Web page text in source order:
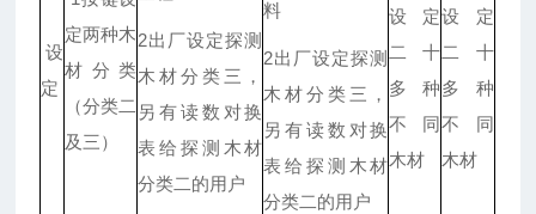
设
定
定两种木
材分类
（分类二
及三）
2出厂设定探测
木材分类三，
另有读数对换
表给探测木材
分类二的用户
料
2出厂设定探测
木材分类三，
另有读数对换
表给探测木材
分类二的用户
设定
二十
多种
不同
木材
设定
二十
多种
不同
木材